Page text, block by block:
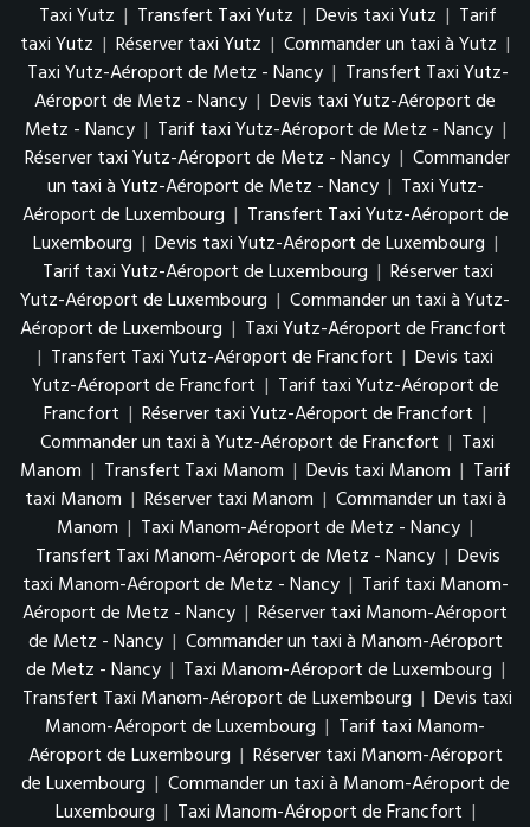
Taxi Yutz | Transfert Taxi Yutz | Devis taxi Yutz | Tarif
taxi Yutz | Réserver taxi Yutz | Commander un taxi à Yutz |
Taxi Yutz-Aéroport de Metz - Nancy | Transfert Taxi Yutz-
Aéroport de Metz - Nancy | Devis taxi Yutz-Aéroport de
Metz - Nancy | Tarif taxi Yutz-Aéroport de Metz - Nancy |
Réserver taxi Yutz-Aéroport de Metz - Nancy | Commander
un taxi à Yutz-Aéroport de Metz - Nancy | Taxi Yutz-
Aéroport de Luxembourg | Transfert Taxi Yutz-Aéroport de
Luxembourg | Devis taxi Yutz-Aéroport de Luxembourg |
Tarif taxi Yutz-Aéroport de Luxembourg | Réserver taxi
Yutz-Aéroport de Luxembourg | Commander un taxi à Yutz-
Aéroport de Luxembourg | Taxi Yutz-Aéroport de Francfort
| Transfert Taxi Yutz-Aéroport de Francfort | Devis taxi
Yutz-Aéroport de Francfort | Tarif taxi Yutz-Aéroport de
Francfort | Réserver taxi Yutz-Aéroport de Francfort |
Commander un taxi à Yutz-Aéroport de Francfort | Taxi
Manom | Transfert Taxi Manom | Devis taxi Manom | Tarif
taxi Manom | Réserver taxi Manom | Commander un taxi à
Manom | Taxi Manom-Aéroport de Metz - Nancy |
Transfert Taxi Manom-Aéroport de Metz - Nancy | Devis
taxi Manom-Aéroport de Metz - Nancy | Tarif taxi Manom-
Aéroport de Metz - Nancy | Réserver taxi Manom-Aéroport
de Metz - Nancy | Commander un taxi à Manom-Aéroport
de Metz - Nancy | Taxi Manom-Aéroport de Luxembourg |
Transfert Taxi Manom-Aéroport de Luxembourg | Devis taxi
Manom-Aéroport de Luxembourg | Tarif taxi Manom-
Aéroport de Luxembourg | Réserver taxi Manom-Aéroport
de Luxembourg | Commander un taxi à Manom-Aéroport de
Luxembourg | Taxi Manom-Aéroport de Francfort |